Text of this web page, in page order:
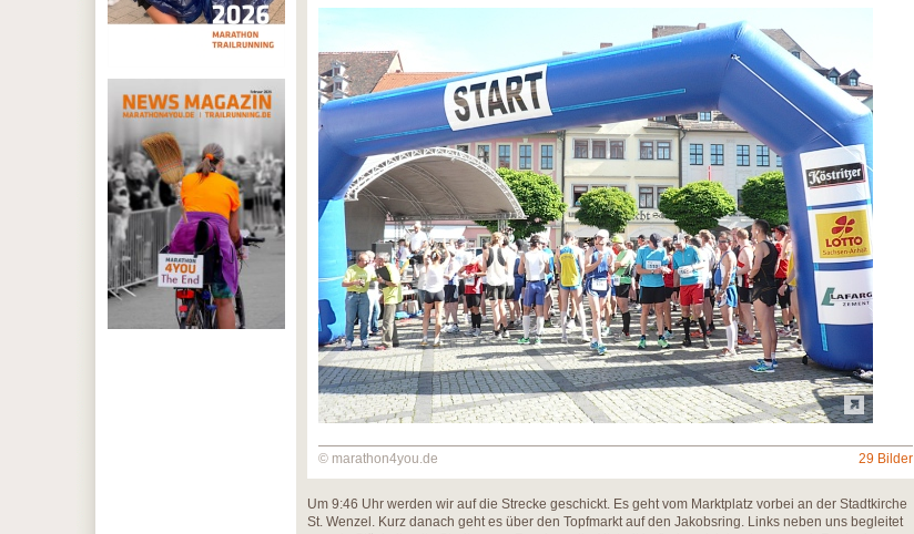
© marathon4you.de 29 Bilder
Um 9:46 Uhr werden wir auf die Strecke geschickt. Es geht vom Marktplatz vorbei an der Stadtkirche
St. Wenzel. Kurz danach geht es über den Topfmarkt auf den Jakobsring. Links neben uns begleitet